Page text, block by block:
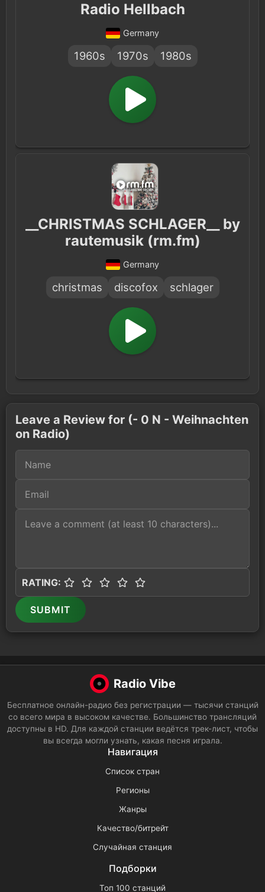
Radio Hellbach
Germany
1960s 1970s 1980s
__CHRISTMAS SCHLAGER__ by
rautemusik (rm.fm)
Germany
christmas discofox schlager
Leave a Review for (- 0 N - Weihnachten
on Radio)
RATING:
SUBMIT
Radio Vibe
Бесплатное онлайн-радио без регистрации — тысячи станций
со всего мира в высоком качестве. Большинство трансляций
доступны в HD. Для каждой станции ведётся трек-лист, чтобы
вы всегда могли узнать, какая песня играла.
Навигация
Список стран
Регионы
Жанры
Качество/битрейт
Случайная станция
Подборки
Топ 100 станций